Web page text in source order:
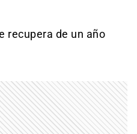
recupera de un año